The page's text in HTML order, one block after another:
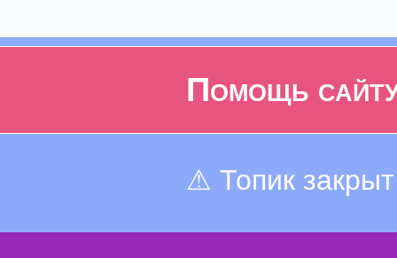
Помощь
⚠ Топик закрыт